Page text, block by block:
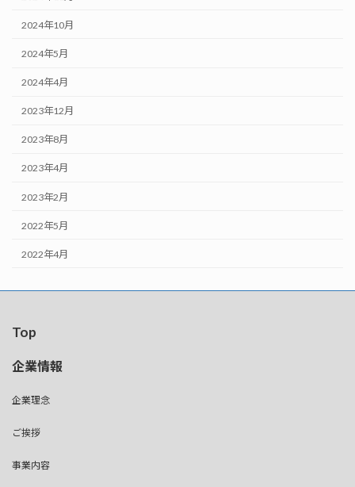
2024年10月
2024年5月
2024年4月
2023年12月
2023年8月
2023年4月
2023年2月
2022年5月
2022年4月
Top
企業情報
企業理念
ご挨拶
事業内容